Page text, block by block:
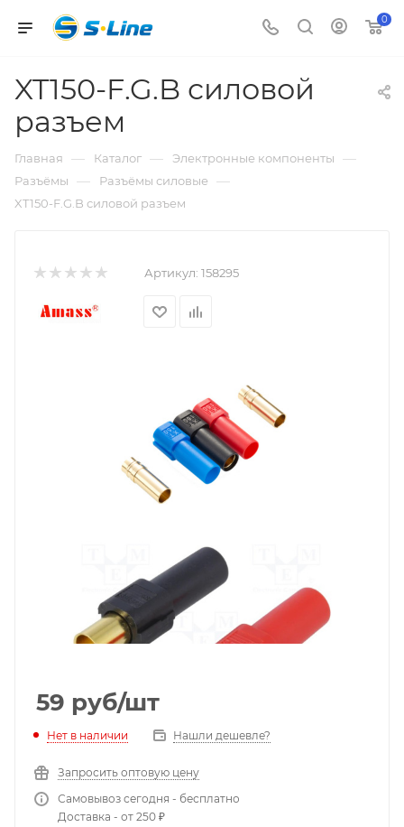
0
XT150-F.G.B силовой
разъем
Главная — Каталог — Электронные компоненты —
Разъёмы — Разъёмы силовые —
XT150-F.G.B силовой разъем
Артикул: 158295
59 руб/шт
Нет в наличии Нашли дешевле?
Запросить оптовую цену
Самовывоз сегодня - бесплатно
Доставка - от 250 ₽